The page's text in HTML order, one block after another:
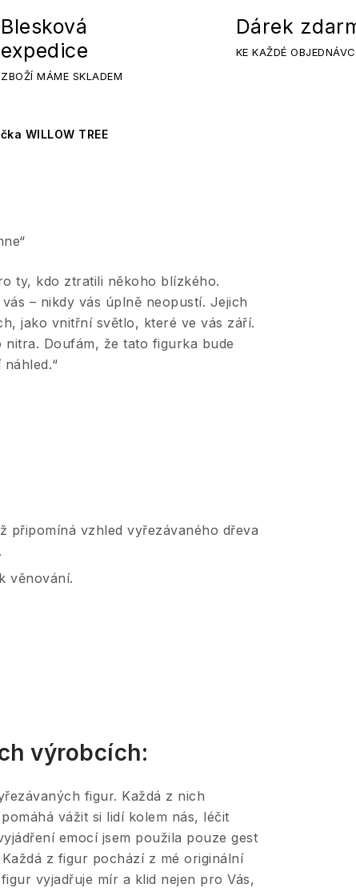
Blesková
expedice
ZBOŽÍ MÁME SKLADEM
Dárek
KE KAŽDÉ
WILLOW TREE
ty, kdo ztratili někoho blízkého.
– nikdy vás úplně neopustí. Jejich
jako vnitřní světlo, které ve vás září.
Doufám, že tato figurka bude
připomíná vzhled vyřezávaného dřeva
věnování.
výrobcích:
figur. Každá z nich
vážit si lidí kolem nás, léčit
emocí jsem použila pouze gest
z figur pochází z mé originální
vyjadřuje mír a klid nejen pro Vás,